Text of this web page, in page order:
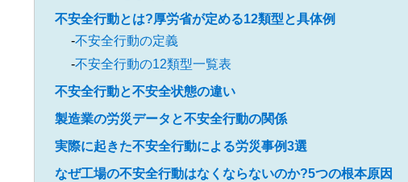
不安全行動とは?厚労省が定める12類型と具体例
不安全行動の定義
不安全行動の12類型一覧表
不安全行動と不安全状態の違い
製造業の労災データと不安全行動の関係
実際に起きた不安全行動による労災事例3選
なぜ工場の不安全行動はなくならないのか?5つの根本原因